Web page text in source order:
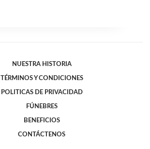
NUESTRA HISTORIA
TÉRMINOS Y CONDICIONES
POLITICAS DE PRIVACIDAD
FÚNEBRES
BENEFICIOS
CONTÁCTENOS